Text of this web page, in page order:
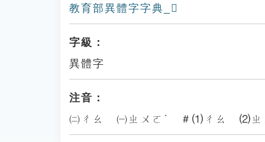
教育部異體字字典_𥷮
字級：
異體字
注音：
㈡ㄔㄠ ㈠ㄓㄨㄛˊ ＃⑴ㄔㄠ ⑵ㄓ